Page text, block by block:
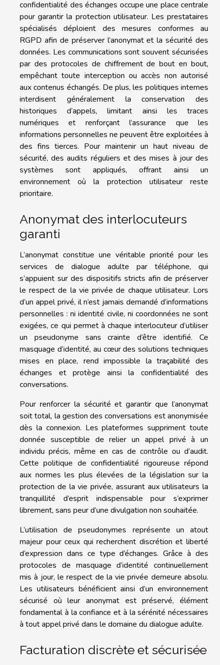
confidentialité des échanges occupe une place centrale
pour garantir la protection utilisateur. Les prestataires
spécialisés déploient des mesures conformes au
RGPD afin de préserver l’anonymat et la sécurité des
données. Les communications sont souvent sécurisées
par des protocoles de chiffrement de bout en bout,
empêchant toute interception ou accès non autorisé
aux contenus échangés. De plus, les politiques internes
interdisent généralement la conservation des
historiques d’appels, limitant ainsi les traces
numériques et renforçant l’assurance que les
informations personnelles ne peuvent être exploitées à
des fins tierces. Pour maintenir un haut niveau de
sécurité, des audits réguliers et des mises à jour des
systèmes sont appliqués, offrant ainsi un
environnement où la protection utilisateur reste
prioritaire.
Anonymat des interlocuteurs
garanti
L’anonymat constitue une véritable priorité pour les
services de dialogue adulte par téléphone, qui
s’appuient sur des dispositifs stricts afin de préserver
le respect de la vie privée de chaque utilisateur. Lors
d’un appel privé, il n’est jamais demandé d’informations
personnelles : ni identité civile, ni coordonnées ne sont
exigées, ce qui permet à chaque interlocuteur d’utiliser
un pseudonyme sans crainte d’être identifié. Ce
masquage d’identité, au cœur des solutions techniques
mises en place, rend impossible la traçabilité des
échanges et protège ainsi la confidentialité des
conversations.
Pour renforcer la sécurité et garantir que l’anonymat
soit total, la gestion des conversations est anonymisée
dès la connexion. Les plateformes suppriment toute
donnée susceptible de relier un appel privé à un
individu précis, même en cas de contrôle ou d’audit.
Cette politique de confidentialité rigoureuse répond
aux normes les plus élevées de la législation sur la
protection de la vie privée, assurant aux utilisateurs la
tranquillité d’esprit indispensable pour s’exprimer
librement, sans peur d’une divulgation non souhaitée.
L’utilisation de pseudonymes représente un atout
majeur pour ceux qui recherchent discrétion et liberté
d’expression dans ce type d’échanges. Grâce à des
protocoles de masquage d’identité continuellement
mis à jour, le respect de la vie privée demeure absolu.
Les utilisateurs bénéficient ainsi d’un environnement
sécurisé où leur anonymat est préservé, élément
fondamental à la confiance et à la sérénité nécessaires
à tout appel privé dans le domaine du dialogue adulte.
Facturation discrète et sécurisée